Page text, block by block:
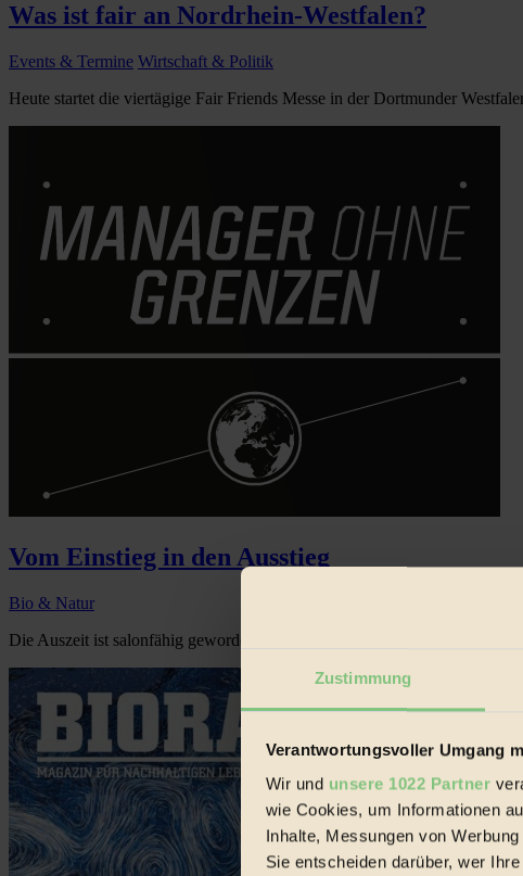
Zustimmung
Verantwortungsvoller Umgang
Wir und unsere 1022 Partner
wie Cookies, um Informationen
Inhalte, Messungen von
Sie entscheiden darüber, wer
Was ist fair an Nordrhein-Westfalen?
Events & Termine Wirtschaft & Politik
Heute startet die viertägige Fair Friends Messe in der Dortmunder
Vom Einstieg in den Ausstieg
Bio & Natur
Die Auszeit ist salonfähig geworden: Früher wurde Leistung in der